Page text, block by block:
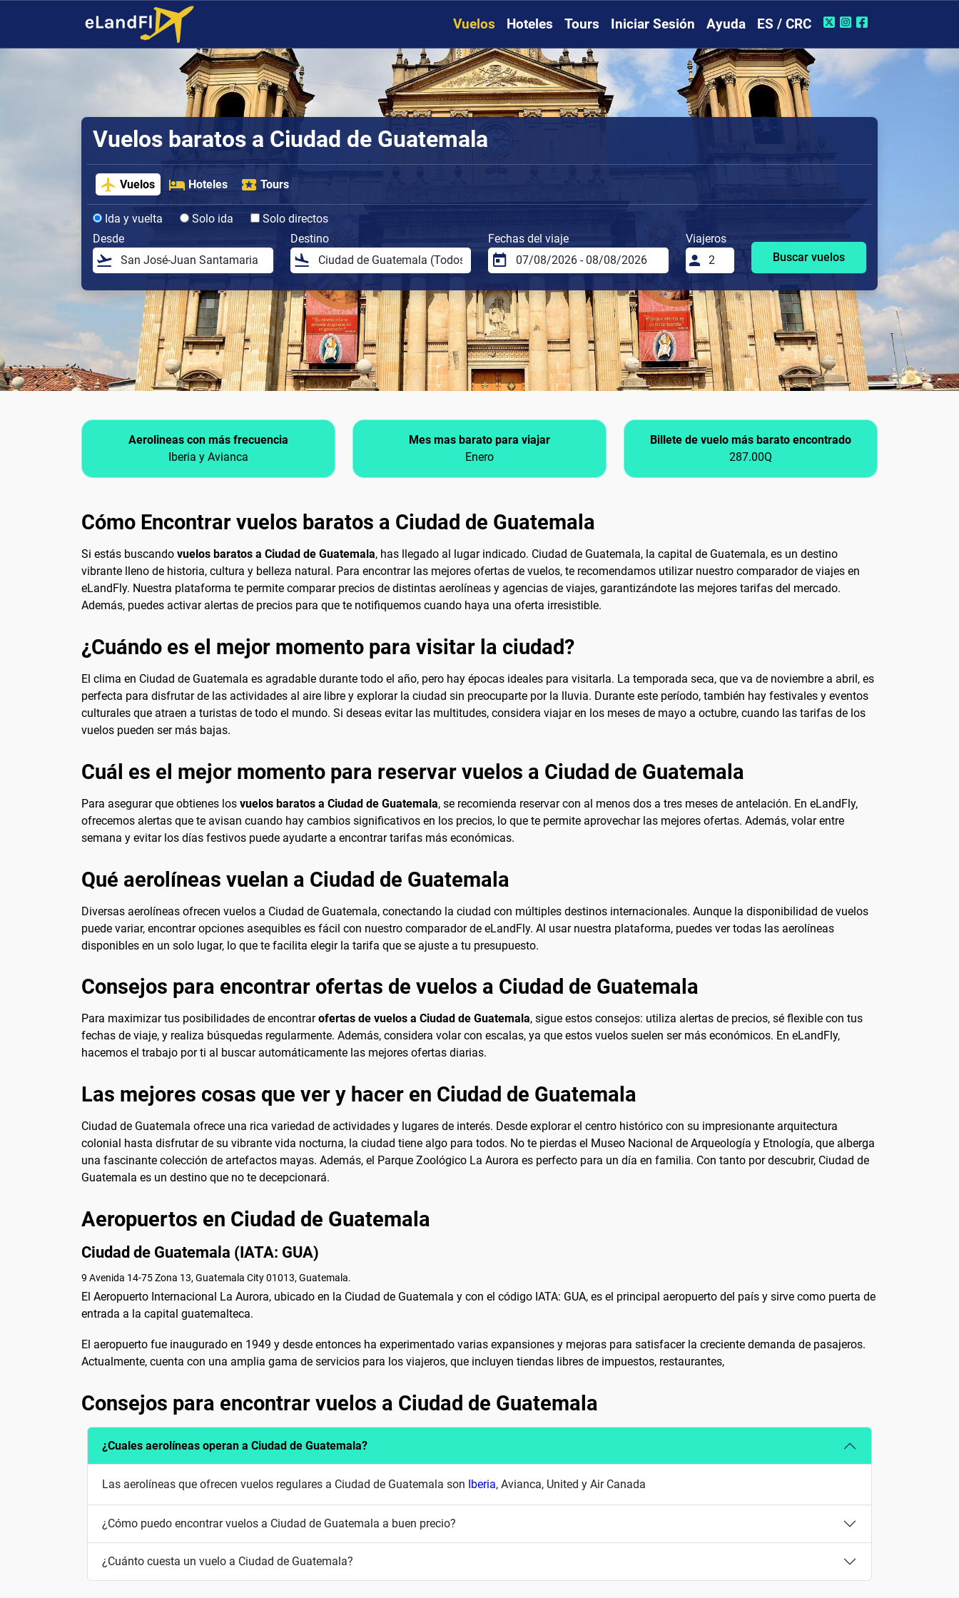
Vuelos Hoteles Tours Iniciar Sesión Ayuda ES / CRC
Vuelos baratos a Ciudad de Guatemala
Vuelos Hoteles Tours
Ida y vuelta Solo ida
Solo directos
Desde
Destino Fechas del viaje
Viajeros
Buscar vuelos
Aerolineas con más frecuencia
Iberia y Avianca
Mes mas barato para viajar
Enero
Billete de vuelo más barato encontrado
287.00Q
Cómo Encontrar vuelos baratos a Ciudad de Guatemala
Si estás buscando vuelos baratos a Ciudad de Guatemala, has llegado al lugar indicado. Ciudad de Guatemala, la capital de Guatemala, es un destino
vibrante lleno de historia, cultura y belleza natural. Para encontrar las mejores ofertas de vuelos, te recomendamos utilizar nuestro comparador de viajes en
eLandFly. Nuestra plataforma te permite comparar precios de distintas aerolíneas y agencias de viajes, garantizándote las mejores tarifas del mercado.
Además, puedes activar alertas de precios para que te notifiquemos cuando haya una oferta irresistible.
¿Cuándo es el mejor momento para visitar la ciudad?
El clima en Ciudad de Guatemala es agradable durante todo el año, pero hay épocas ideales para visitarla. La temporada seca, que va de noviembre a abril, es
perfecta para disfrutar de las actividades al aire libre y explorar la ciudad sin preocuparte por la lluvia. Durante este período, también hay festivales y eventos
culturales que atraen a turistas de todo el mundo. Si deseas evitar las multitudes, considera viajar en los meses de mayo a octubre, cuando las tarifas de los
vuelos pueden ser más bajas.
Cuál es el mejor momento para reservar vuelos a Ciudad de Guatemala
Para asegurar que obtienes los vuelos baratos a Ciudad de Guatemala, se recomienda reservar con al menos dos a tres meses de antelación. En eLandFly,
ofrecemos alertas que te avisan cuando hay cambios significativos en los precios, lo que te permite aprovechar las mejores ofertas. Además, volar entre
semana y evitar los días festivos puede ayudarte a encontrar tarifas más económicas.
Qué aerolíneas vuelan a Ciudad de Guatemala
Diversas aerolíneas ofrecen vuelos a Ciudad de Guatemala, conectando la ciudad con múltiples destinos internacionales. Aunque la disponibilidad de vuelos
puede variar, encontrar opciones asequibles es fácil con nuestro comparador de eLandFly. Al usar nuestra plataforma, puedes ver todas las aerolíneas
disponibles en un solo lugar, lo que te facilita elegir la tarifa que se ajuste a tu presupuesto.
Consejos para encontrar ofertas de vuelos a Ciudad de Guatemala
Para maximizar tus posibilidades de encontrarofertas de vuelos a Ciudad de Guatemala, sigue estos consejos: utiliza alertas de precios, sé flexible con tus
fechas de viaje, y realiza búsquedas regularmente. Además, considera volar con escalas, ya que estos vuelos suelen ser más económicos. En eLandFly,
hacemos el trabajo por ti al buscar automáticamente las mejores ofertas diarias.
Las mejores cosas que ver y hacer en Ciudad de Guatemala
Ciudad de Guatemala ofrece una rica variedad de actividades y lugares de interés. Desde explorar el centro histórico con su impresionante arquitectura
colonial hasta disfrutar de su vibrante vida nocturna, la ciudad tiene algo para todos. No te pierdas el Museo Nacional de Arqueología y Etnología, que alberga
una fascinante colección de artefactos mayas. Además, el Parque Zoológico La Aurora es perfecto para un día en familia. Con tanto por descubrir, Ciudad de
Guatemala es un destino que no te decepcionará.
Aeropuertos en Ciudad de Guatemala
Ciudad de Guatemala (IATA: GUA)
9 Avenida 14-75 Zona 13, Guatemala City 01013, Guatemala.
El Aeropuerto Internacional La Aurora, ubicado en la Ciudad de Guatemala y con el código IATA: GUA, es el principal aeropuerto del país y sirve como puerta de
entrada a la capital guatemalteca.
El aeropuerto fue inaugurado en 1949 y desde entonces ha experimentado varias expansiones y mejoras para satisfacer la creciente demanda de pasajeros.
Actualmente, cuenta con una amplia gama de servicios para los viajeros, que incluyen tiendas libres de impuestos, restaurantes,
Consejos para encontrar vuelos a Ciudad de Guatemala
¿Cuales aerolíneas operan a Ciudad de Guatemala?
Las aerolíneas que ofrecen vuelos regulares a Ciudad de Guatemala son Iberia, Avianca, United y Air Canada
¿Cómo puedo encontrar vuelos a Ciudad de Guatemala a buen precio?
¿Cuánto cuesta un vuelo a Ciudad de Guatemala?